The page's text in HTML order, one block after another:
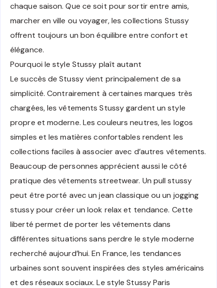
chaque saison. Que ce soit pour sortir entre amis,
marcher en ville ou voyager, les collections Stussy
offrent toujours un bon équilibre entre confort et
élégance.
Pourquoi le style Stussy plaît autant
Le succès de Stussy vient principalement de sa
simplicité. Contrairement à certaines marques très
chargées, les vêtements Stussy gardent un style
propre et moderne. Les couleurs neutres, les logos
simples et les matières confortables rendent les
collections faciles à associer avec d’autres vêtements.
Beaucoup de personnes apprécient aussi le côté
pratique des vêtements streetwear. Un pull stussy
peut être porté avec un jean classique ou un jogging
stussy pour créer un look relax et tendance. Cette
liberté permet de porter les vêtements dans
différentes situations sans perdre le style moderne
recherché aujourd’hui. En France, les tendances
urbaines sont souvent inspirées des styles américains
et des réseaux sociaux. Le style Stussy Paris